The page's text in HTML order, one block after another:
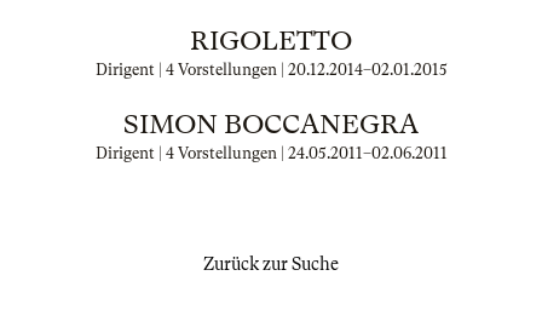
RIGOLETTO
Dirigent | 4 Vorstellungen | 20.12.2014–02.01.2015
SIMON BOCCANEGRA
Dirigent | 4 Vorstellungen | 24.05.2011–02.06.2011
Zurück zur Suche